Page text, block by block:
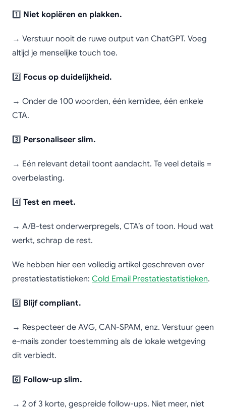
1️⃣ Niet kopiëren en plakken.
→ Verstuur nooit de ruwe output van ChatGPT. Voeg
altijd je menselijke touch toe.
2️⃣ Focus op duidelijkheid.
→ Onder de 100 woorden, één kernidee, één enkele
CTA.
3️⃣ Personaliseer slim.
→ Eén relevant detail toont aandacht. Te veel details =
overbelasting.
4️⃣ Test en meet.
→ A/B-test onderwerpregels, CTA’s of toon. Houd wat
werkt, schrap de rest.
We hebben hier een volledig artikel geschreven over
prestatiestatistieken: Cold Email Prestatiestatistieken.
5️⃣ Blijf compliant.
→ Respecteer de AVG, CAN-SPAM, enz. Verstuur geen
e-mails zonder toestemming als de lokale wetgeving
dit verbiedt.
6️⃣ Follow-up slim.
→ 2 of 3 korte, gespreide follow-ups. Niet meer, niet